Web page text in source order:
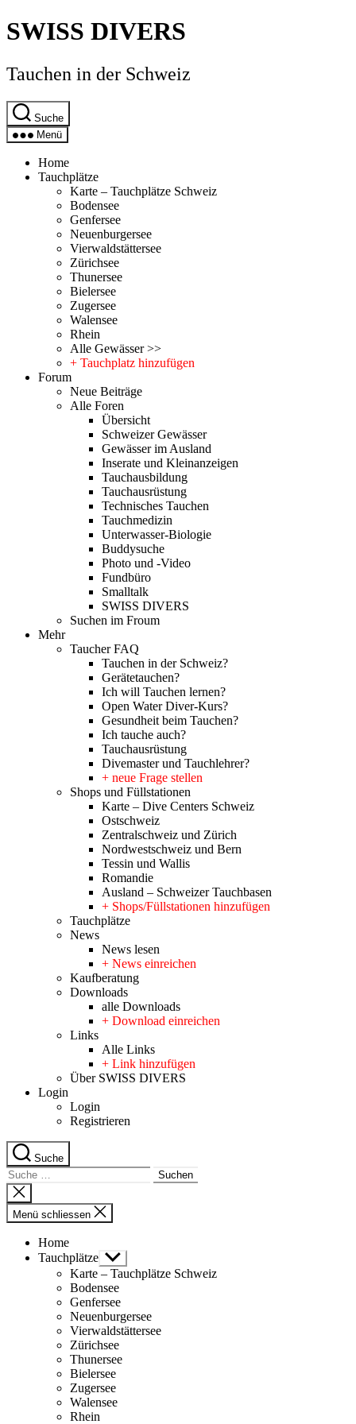
Direkt
zum
wechseln
SWISS DIVERS
Tauchen in der Schweiz
Suche
Menü
Home
Tauchplätze
Karte – Tauchplätze Schweiz
Bodensee
Genfersee
Neuenburgersee
Vierwaldstättersee
Zürichsee
Thunersee
Bielersee
Zugersee
Walensee
Rhein
Alle Gewässer >>
+ Tauchplatz hinzufügen
Forum
Neue Beiträge
Alle Foren
Übersicht
Schweizer Gewässer
Gewässer im Ausland
Inserate und Kleinanzeigen
Tauchausbildung
Tauchausrüstung
Technisches Tauchen
Tauchmedizin
Unterwasser-Biologie
Buddysuche
Photo und -Video
Fundbüro
Smalltalk
SWISS DIVERS
Suchen im Froum
Mehr
Taucher FAQ
Tauchen in der Schweiz?
Gerätetauchen?
Ich will Tauchen lernen?
Open Water Diver-Kurs?
Gesundheit beim Tauchen?
Ich tauche auch?
Tauchausrüstung
Divemaster und Tauchlehrer?
+ neue Frage stellen
Shops und Füllstationen
Karte – Dive Centers Schweiz
Ostschweiz
Zentralschweiz und Zürich
Nordwestschweiz und Bern
Tessin und Wallis
Romandie
Ausland – Schweizer Tauchbasen
+ Shops/Füllstationen hinzufügen
Tauchplätze
News
News lesen
+ News einreichen
Kaufberatung
Downloads
alle Downloads
+ Download einreichen
Links
Alle Links
+ Link hinzufügen
Über SWISS DIVERS
Login
Login
Registrieren
Suche
Suche
nach:
Suche
schliessen
Menü schliessen
Home
Tauchplätze Untermenü
anzeigen
Karte – Tauchplätze Schweiz
Bodensee
Genfersee
Neuenburgersee
Vierwaldstättersee
Zürichsee
Thunersee
Bielersee
Zugersee
Walensee
Rhein